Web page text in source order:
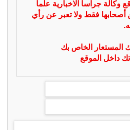
وكالة جراسا الاخبارية علما
أصحابها فقط ولا تعبر عن رأي
المستعار الخاص بك
داخل الموقع